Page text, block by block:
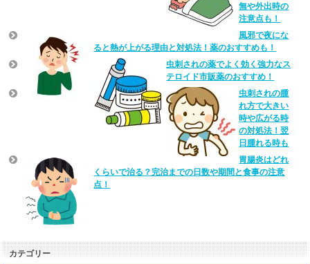
無や外出時の
注意点も！
風邪で夜にな
ると熱が上がる理由と対処法！薬のおすすめも！
虫刺されの薬でよく効く強力なス
テロイド市販薬のおすすめ！
虫刺されの腫
れ方で大きい
時や広がる時
の対処法！翌
日腫れる時も
胃腸炎はどれ
くらいで治る？完治までの日数や期間と食事の注意
点！
カテゴリー